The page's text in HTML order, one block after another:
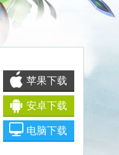
苹果下载
安卓下载
电脑下载